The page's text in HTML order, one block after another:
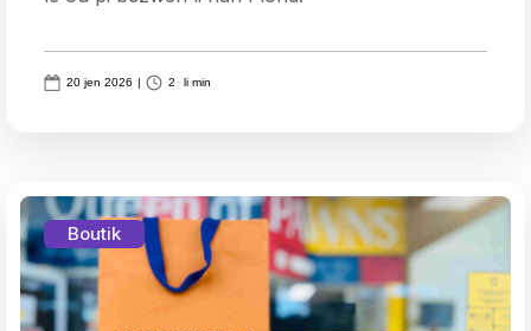
20 jen 2026 | 2 li min
Boutik